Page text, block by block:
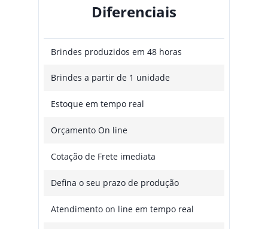
Diferenciais
Brindes produzidos em 48 horas
Brindes a partir de 1 unidade
Estoque em tempo real
Orçamento On line
Cotação de Frete imediata
Defina o seu prazo de produção
Atendimento on line em tempo real